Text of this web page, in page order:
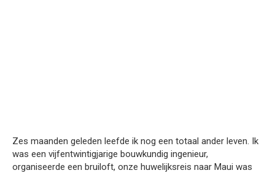
Zes maanden geleden leefde ik nog een totaal ander leven. Ik
was een vijfentwintigjarige bouwkundig ingenieur,
organiseerde een bruiloft, onze huwelijksreis naar Maui was